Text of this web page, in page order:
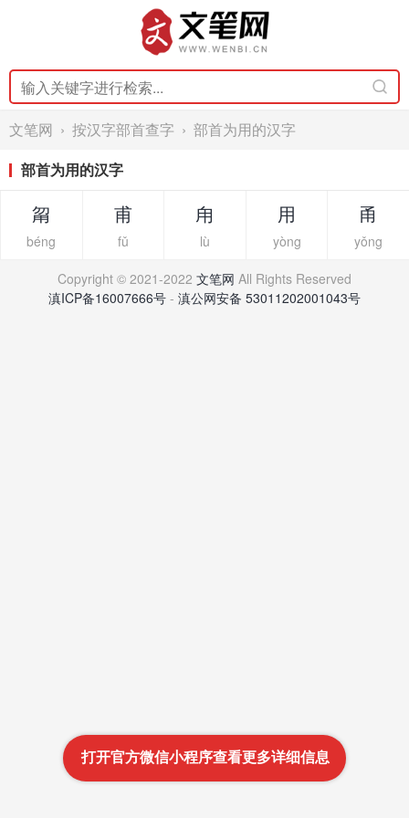
文笔网 › 按汉字部首查字 › 部首为用的汉字
部首为用的汉字
甮
béng
甫
fǔ
甪
lù
用
yòng
甬
yǒng
Copyright © 2021-2022 文笔网 All Rights Reserved
滇ICP备16007666号 - 滇公网安备 53011202001043号
打开官方微信小程序查看更多详细信息